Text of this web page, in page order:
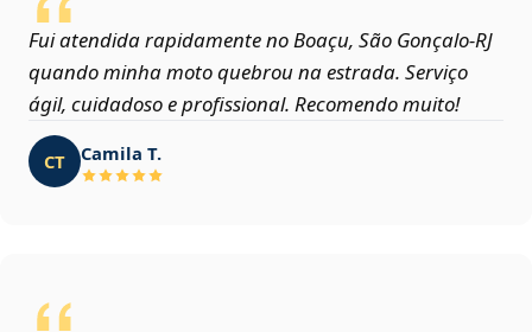
Fui atendida rapidamente no Boaçu, São Gonçalo‑RJ
quando minha moto quebrou na estrada. Serviço
ágil, cuidadoso e profissional. Recomendo muito!
CT Camila T.